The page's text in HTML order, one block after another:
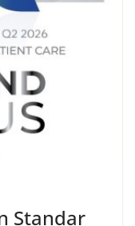
Standar